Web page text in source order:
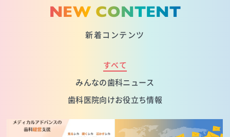
NEW CONTENT
新着コンテンツ
すべて
みんなの歯科ニュース
歯科医院向けお役立ち情報